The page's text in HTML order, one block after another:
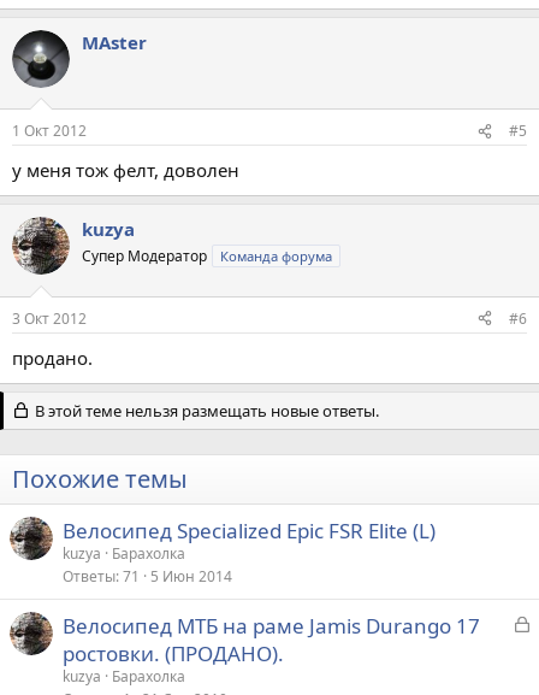
МАster
1 Окт 2012 #5
у меня тож фелт, доволен
kuzya
Супер Модератор Команда форума
3 Окт 2012 #6
продано.
В этой теме нельзя размещать новые ответы.
Похожие темы
Велосипед Specialized Epic FSR Elite (L)
kuzya
Барахолка
Ответы 71 5 Июн 2014
З
Велосипед МТБ на раме Jamis Durango 17
ростовки. (ПРОДАНО).
kuzya
Барахолка